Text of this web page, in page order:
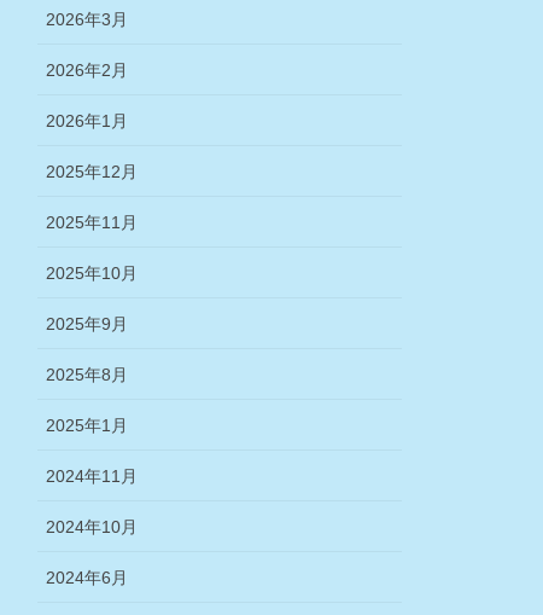
2026年3月
2026年2月
2026年1月
2025年12月
2025年11月
2025年10月
2025年9月
2025年8月
2025年1月
2024年11月
2024年10月
2024年6月